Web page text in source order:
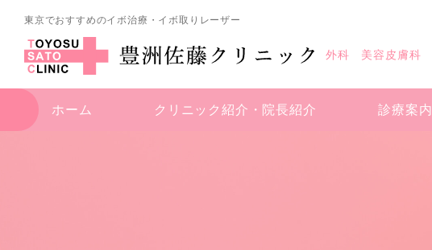
東京でおすすめのイボ治療・イボ取りレーザー
外科 美容皮膚科
ホーム クリニック紹介・ 院長紹介 診療案内